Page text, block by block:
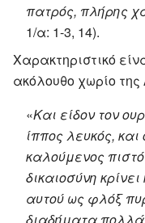
πατρός, πλήρης
1/α: 1-3, 14).
Χαρακτηριστικό
ακόλουθο χωρίο
«Και είδον τον
ίππος λευκός,
καλούμενος
δικαιοσύνη
αυτού ως φλόξ
διαδήματα